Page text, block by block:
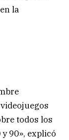
la
todos los
90», explicó